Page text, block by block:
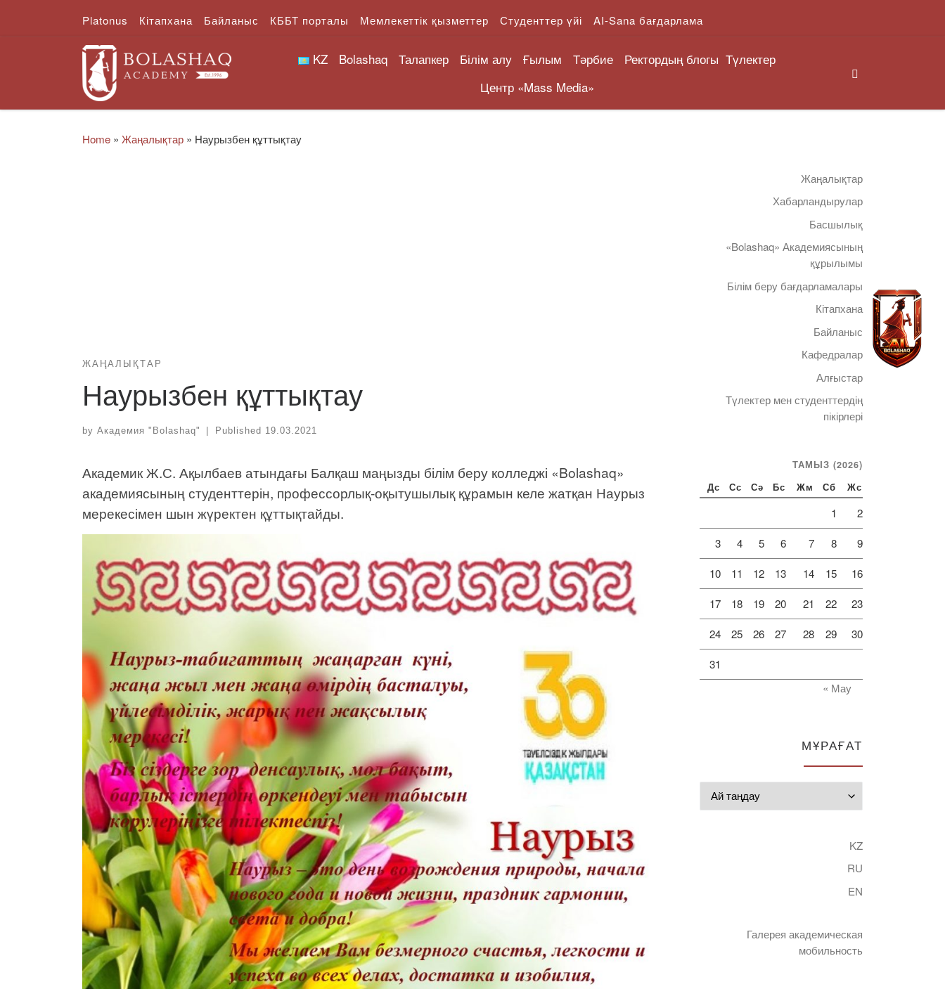
Skip to contentPlatonus Кітапхана Байланыс КББТ порталы Мемлекеттік қызметтер Студенттер үйі AI-Sana бағдарлама
KZ Bolashaq Талапкер Білім алу Ғылым Тәрбие Ректордың блогы Түлектер
Центр «Mass Media»
Home » Жаңалықтар » Наурызбен құттықтау
ЖАҢАЛЫҚТАР
Наурызбен құттықтау
by Академия "Bolashaq" Published 19.03.2021
Академик Ж.С. Ақылбаев атындағы Балқаш маңызды білім беру колледжі «Bolashaq»
академиясының студенттерін, профессорлық-оқытушылық құрамын келе жатқан Наурыз
мерекесімен шын жүректен құттықтайды.
Жаңалықтар
Хабарландырулар
Басшылық
«Bolashaq» Академиясының
құрылымы
Білім беру бағдарламалары
Кітапхана
Байланыс
Кафедралар
Алғыстар
Түлектер мен студенттердің
пікірлері
ТАМЫЗ (2026)
Дс Сс Сә Бс Жм Сб Жс
1 2
3 4 5 6 7 8 9
10 11 12 13 14 15 16
17 18 19 20 21 22 23
24 25 26 27 28 29 30
31
« Мау
МҰРАҒАТ
KZ
RU
EN
Галерея академическая
мобильность
Telegram